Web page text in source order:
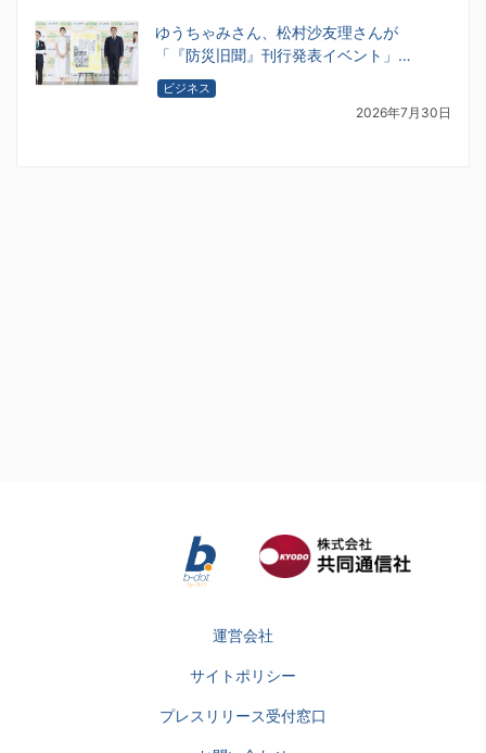
ゆうちゃみさん、松村沙友理さんが
「『防災旧聞』刊行発表イベント」…
ビジネス
2026年7月30日
運営会社
サイトポリシー
プレスリリース受付窓口